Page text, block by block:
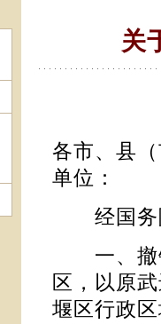
关
各市、县
单位：
经国务院
一、撤销
区，以原
堰区行政